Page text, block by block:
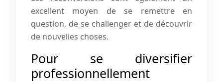
excellent moyen de se remettre en
question, de se challenger et de découvrir
de nouvelles choses.
Pour se diversifier
professionnellement